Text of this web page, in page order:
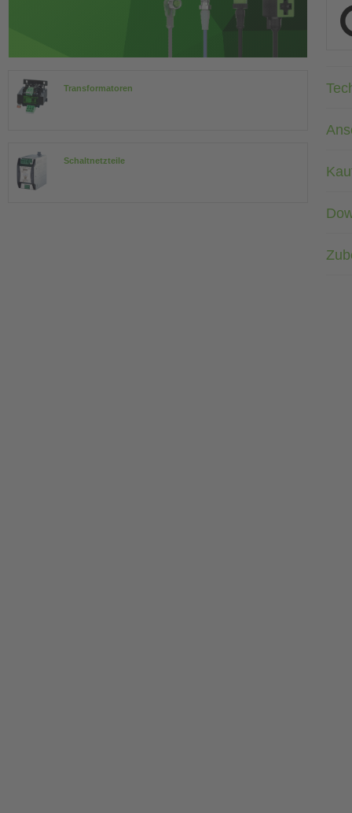
Transformatoren
Schaltnetzteile